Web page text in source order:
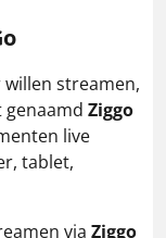
streamen,
Ziggo
live
tablet,
via Ziggo